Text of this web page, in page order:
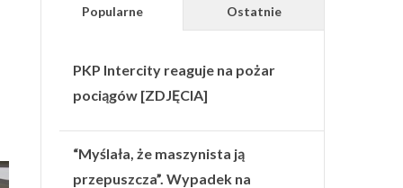
Popularne Ostatnie
PKP Intercity reaguje na pożar
pociągów [ZDJĘCIA]
“Myślała, że maszynista ją
przepuszcza”. Wypadek na